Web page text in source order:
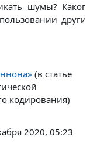
шумы?
(в статье
кодирования)
2020, 05:23